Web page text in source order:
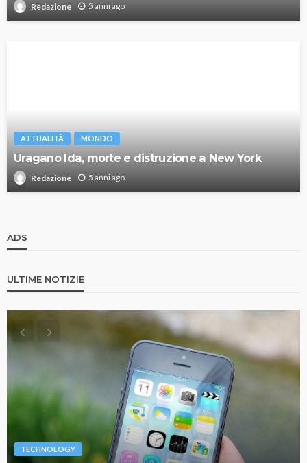
Redazione 5 anni ago
ATTUALITÀ MONDO
Uragano Ida, morte e distruzione a New York
Redazione 5 anni ago
ADS
ULTIME NOTIZIE
TECHNOLOGY